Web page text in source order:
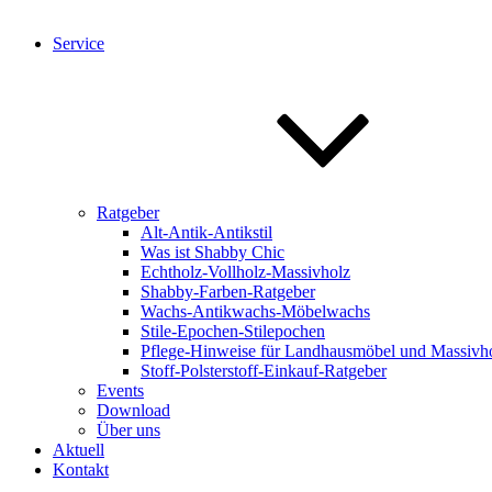
Service
Ratgeber
Alt-Antik-Antikstil
Was ist Shabby Chic
Echtholz-Vollholz-Massivholz
Shabby-Farben-Ratgeber
Wachs-Antikwachs-Möbelwachs
Stile-Epochen-Stilepochen
Pflege-Hinweise für Landhausmöbel und
Stoff-Polsterstoff-Einkauf-Ratgeber
Events
Download
Über uns
Aktuell
Kontakt